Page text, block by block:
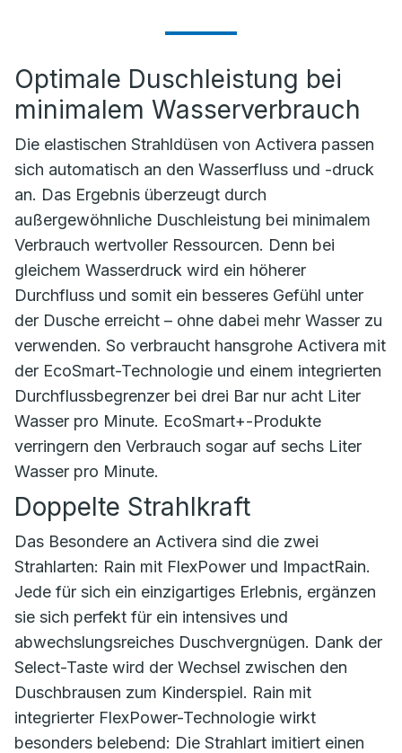
Optimale Duschleistung bei
minimalem Wasserverbrauch
Die elastischen Strahldüsen von Activera passen
sich automatisch an den Wasserfluss und -druck
an. Das Ergebnis überzeugt durch
außergewöhnliche Duschleistung bei minimalem
Verbrauch wertvoller Ressourcen. Denn bei
gleichem Wasserdruck wird ein höherer
Durchfluss und somit ein besseres Gefühl unter
der Dusche erreicht – ohne dabei mehr Wasser zu
verwenden. So verbraucht hansgrohe Activera mit
der EcoSmart-Technologie und einem integrierten
Durchflussbegrenzer bei drei Bar nur acht Liter
Wasser pro Minute. EcoSmart+-Produkte
verringern den Verbrauch sogar auf sechs Liter
Wasser pro Minute.
Doppelte Strahlkraft
Das Besondere an Activera sind die zwei
Strahlarten: Rain mit FlexPower und ImpactRain.
Jede für sich ein einzigartiges Erlebnis, ergänzen
sie sich perfekt für ein intensives und
abwechslungsreiches Duschvergnügen. Dank der
Select-Taste wird der Wechsel zwischen den
Duschbrausen zum Kinderspiel. Rain mit
integrierter FlexPower-Technologie wirkt
besonders belebend: Die Strahlart imitiert einen